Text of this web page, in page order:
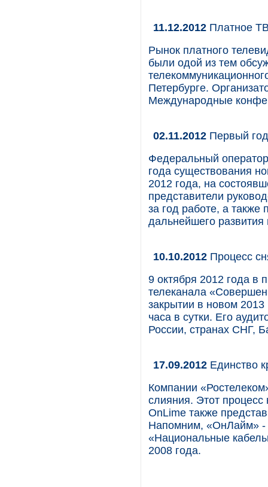
11.12.2012 Платное
Рынок платного
были одой из тем
Петербурге.
Международные
02.11.2012 Первый
Федеральный
года существования
2012 года, на
представители
за год работе, а также
дальнейшего развития
10.10.2012 Процесс
9 октября 2012 года в
телеканала
закрытии в новом
часа в сутки. Его
России, странах СНГ,
17.09.2012 Единство
Компании
слияния. Этот процесс
OnLime также
Напомним, «ОнЛайм» -
«Национальные
2008 года.